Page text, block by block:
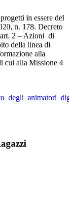
in essere del
n. 178. Decreto
2 – Azioni di
della linea di
alla
cui alla Missione 4